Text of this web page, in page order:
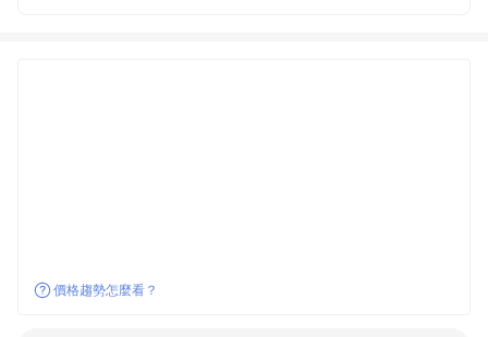
價格趨勢怎麼看？